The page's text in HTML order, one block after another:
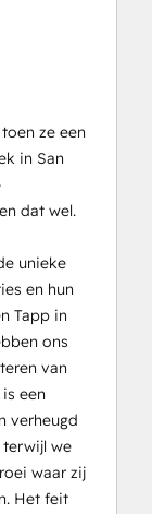
ze een
in San
dat wel.
unieke
en hun
Tapp in
ons
van
een
verheugd
terwijl we
waar zij
Het feit